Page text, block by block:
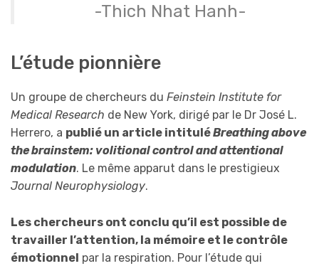
-Thich Nhat Hanh-
L’étude pionnière
Un groupe de chercheurs du Feinstein Institute for
Medical Research de New York, dirigé par le Dr José L.
Herrero, a publié un article intituléBreathing above
the brainstem: volitional control and attentional
modulation. Le même apparut dans le prestigieux
Journal Neurophysiology.
Les chercheurs ont conclu qu’il est possible de
travailler l’attention, la mémoire et le contrôle
émotionnel par la respiration. Pour l’étude qui